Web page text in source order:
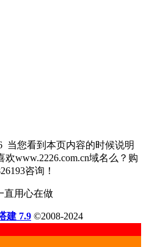
当您看到本页内容的时候说明
欢www.2226.com.cn域名么？购
咨询！
建 7.9 ©2008-2024